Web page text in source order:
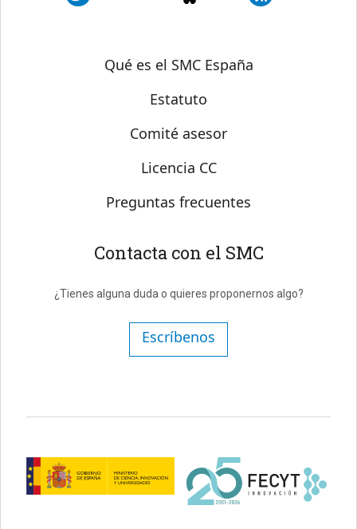
Sobre SMC España
Qué es el SMC España
Estatuto
Comité asesor
Licencia CC
Preguntas frecuentes
Contacta con el SMC
¿Tienes alguna duda o quieres proponernos algo?
Escríbenos